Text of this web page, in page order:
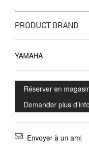
PRODUCT BRAND
YAMAHA
Réserver en
Demander plus
Envoyer à un ami